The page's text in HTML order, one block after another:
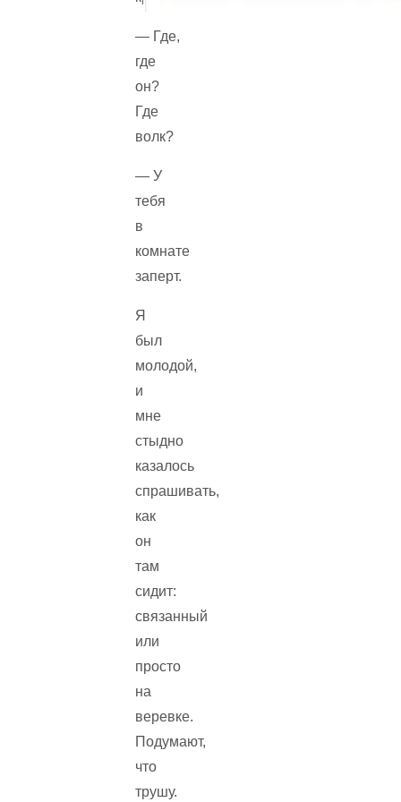
— Где,
где
он?
Где
волк?
— У
тебя
в
комнате
заперт.
Я
был
молодой,
и
мне
стыдно
казалось
спрашивать,
как
он
там
сидит:
связанный
или
просто
на
веревке.
Подумают,
что
трушу.